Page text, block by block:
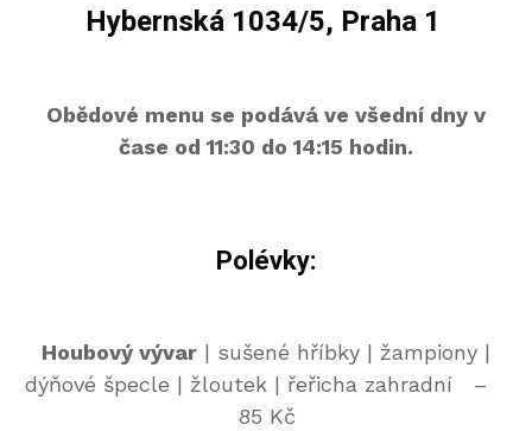
Hybernská 1034/5, Praha 1
Obědové menu se podává ve všední dny v
čase od 11:30 do 14:15 hodin.
Polévky:
Houbový vývar | sušené hříbky | žampiony |
dýňové špecle | žloutek | řeřicha zahradní –
85 Kč